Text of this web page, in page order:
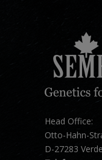
Head Office:
Otto-Hahn-
D-27283